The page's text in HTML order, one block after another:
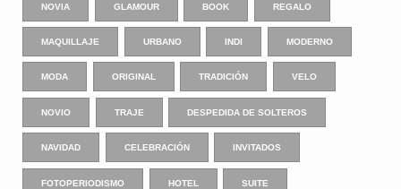
NOVIA GLAMOUR BOOK REGALO
MAQUILLAJE URBANO INDI MODERNO
MODA ORIGINAL TRADICIÓN VELO
NOVIO TRAJE DESPEDIDA DE SOLTEROS
NAVIDAD CELEBRACIÓN INVITADOS
FOTOPERIODISMO HOTEL SUITE